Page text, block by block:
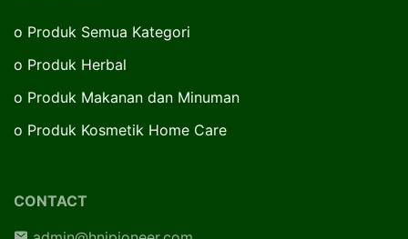
o Produk Semua Kategori
o Produk Herbal
o Produk Makanan dan Minuman
o Produk Kosmetik Home Care
CONTACT